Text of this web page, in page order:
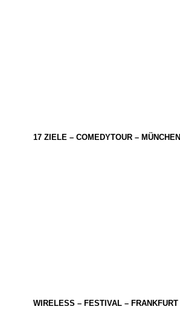
17 ZIELE – COMEDYTOUR – MÜNCHEN
WIRELESS – FESTIVAL – FRANKFURT